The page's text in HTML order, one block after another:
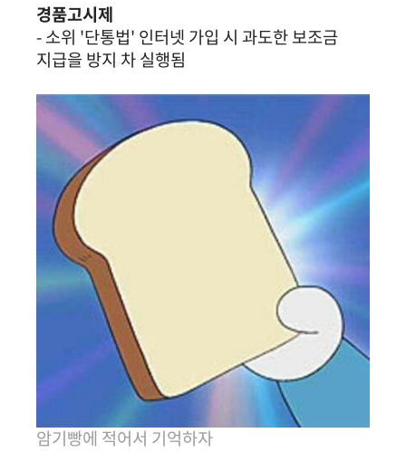
경품고시제
- 소위 '단통법' 인터넷 가입 시 과도한 보조금
지급을 방지 차 실행됨
암기빵에 적어서 기억하자